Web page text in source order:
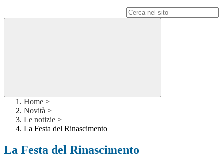
Home >
Novità >
Le notizie >
La Festa del Rinascimento
La Festa del Rinascimento